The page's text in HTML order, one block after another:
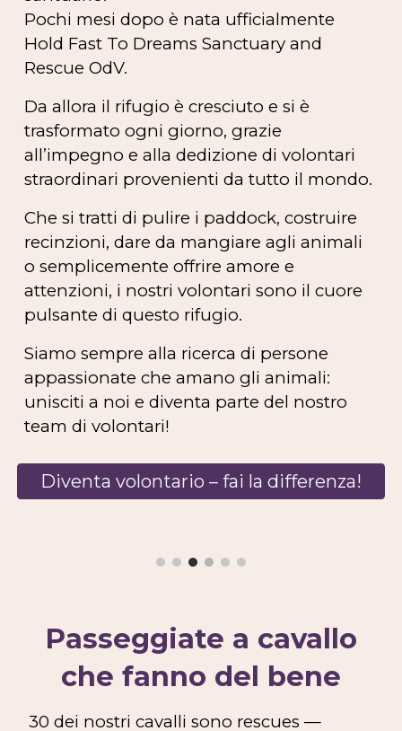
Pochi mesi dopo è nata ufficialmente
Hold Fast To Dreams Sanctuary and
Rescue OdV.
Da allora il rifugio è cresciuto e si è
trasformato ogni giorno, grazie
all’impegno e alla dedizione di volontari
straordinari provenienti da tutto il mondo.
Che si tratti di pulire i paddock, costruire
recinzioni, dare da mangiare agli animali
o semplicemente offrire amore e
attenzioni, i nostri volontari sono il cuore
pulsante di questo rifugio.
Siamo sempre alla ricerca di persone
appassionate che amano gli animali:
unisciti a noi e diventa parte del nostro
team di volontari!
Diventa volontario – fai la differenza!
Passeggiate a cavallo
che fanno del bene
30 dei nostri cavalli sono rescues —